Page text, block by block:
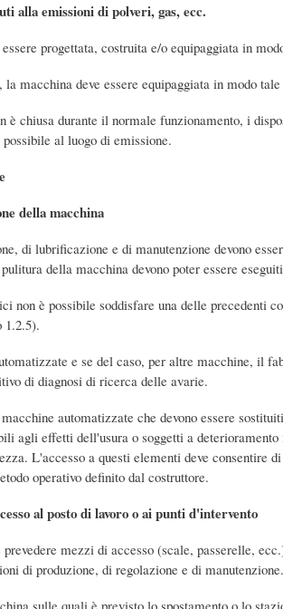
alla emissioni di polveri, gas, ecc.
progettata, costruita e/o equipaggiata in
macchina deve essere equipaggiata in modo
è chiusa durante il normale funzionamento, i
al luogo di emissione.
della macchina
di lubrificazione e di manutenzione devono
della macchina devono poter essere
non è possibile soddisfare una delle precedenti
1.2.5).
e se del caso, per altre macchine, il
di diagnosi di ricerca delle avarie.
automatizzate che devono essere
agli effetti dell'usura o soggetti a
L'accesso a questi elementi deve
operativo definito dal costruttore.
al posto di lavoro o ai punti d'intervento
mezzi di accesso (scale, passerelle,
di produzione, di regolazione e di manutenzione.
sulle quali è previsto lo spostamento o lo